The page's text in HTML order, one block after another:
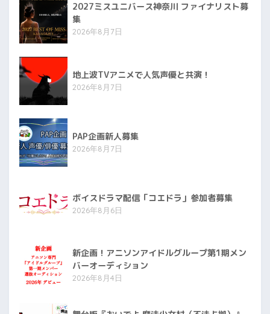
2027ミスユニバース神奈川 ファイナリスト募
集
2026年8月7日
地上波TVアニメで人気声優と共演！
2026年8月7日
PAP企画新人募集
2026年8月7日
ボイスドラマ配信「コエドラ」参加者募集
2026年8月6日
新企画！アニソンアイドルグループ第1期メン
バーオーディション
2026年8月4日